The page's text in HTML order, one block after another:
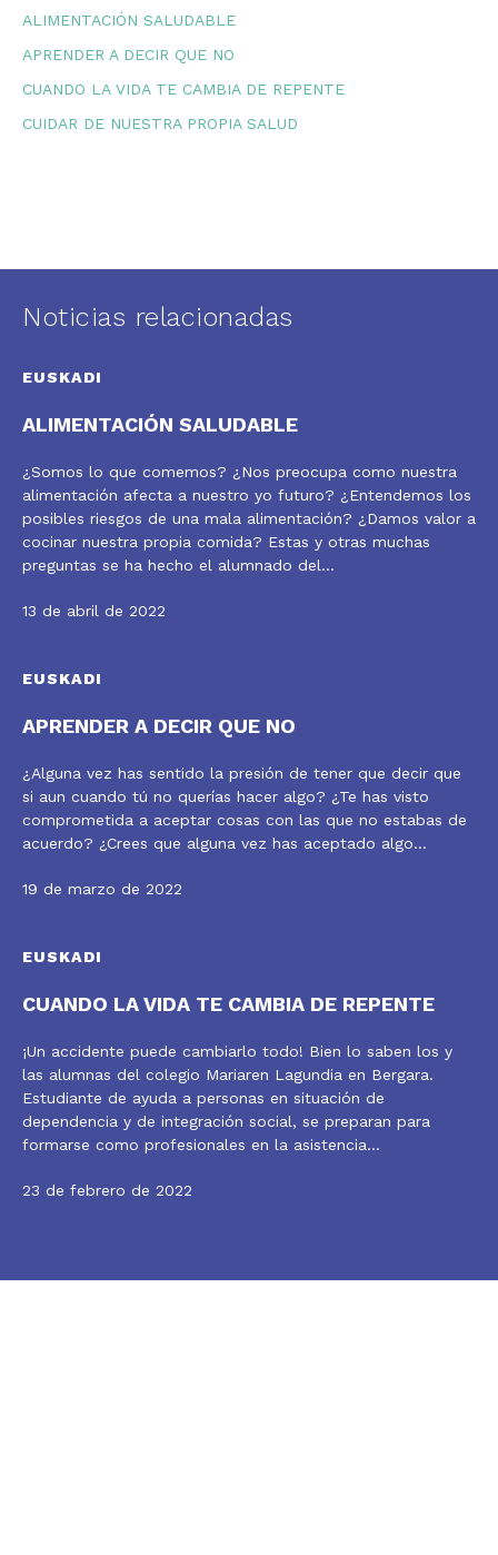
ALIMENTACIÓN SALUDABLE
APRENDER A DECIR QUE NO
CUANDO LA VIDA TE CAMBIA DE REPENTE
CUIDAR DE NUESTRA PROPIA SALUD
Noticias relacionadas
EUSKADI
ALIMENTACIÓN SALUDABLE
¿Somos lo que comemos? ¿Nos preocupa como nuestra
alimentación afecta a nuestro yo futuro? ¿Entendemos los
posibles riesgos de una mala alimentación? ¿Damos valor a
cocinar nuestra propia comida? Estas y otras muchas
preguntas se ha hecho el alumnado del…
13 de abril de 2022
EUSKADI
APRENDER A DECIR QUE NO
¿Alguna vez has sentido la presión de tener que decir que
si aun cuando tú no querías hacer algo? ¿Te has visto
comprometida a aceptar cosas con las que no estabas de
acuerdo? ¿Crees que alguna vez has aceptado algo…
19 de marzo de 2022
EUSKADI
CUANDO LA VIDA TE CAMBIA DE REPENTE
¡Un accidente puede cambiarlo todo! Bien lo saben los y
las alumnas del colegio Mariaren Lagundia en Bergara.
Estudiante de ayuda a personas en situación de
dependencia y de integración social, se preparan para
formarse como profesionales en la asistencia…
23 de febrero de 2022